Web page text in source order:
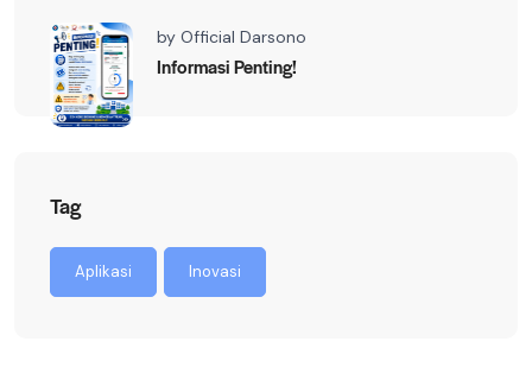
by Official Darsono
Informasi Penting!
Tag
Aplikasi Inovasi